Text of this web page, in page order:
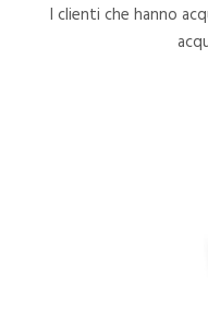
I clienti che hanno